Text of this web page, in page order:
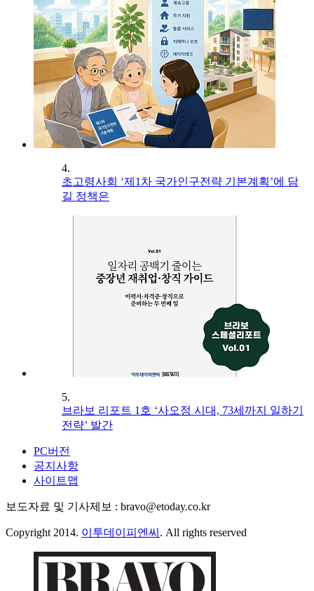
4.
초고령사회 ‘제1차 국가인구전략 기본계획’에 담
길 정책은
5.
브라보 리포트 1호 ‘사오정 시대, 73세까지 일하기
전략’ 발간
PC버전
공지사항
사이트맵
보도자료 및 기사제보 : bravo@etoday.co.kr
Copyright 2014. 이투데이피엔씨 . All rights reserved